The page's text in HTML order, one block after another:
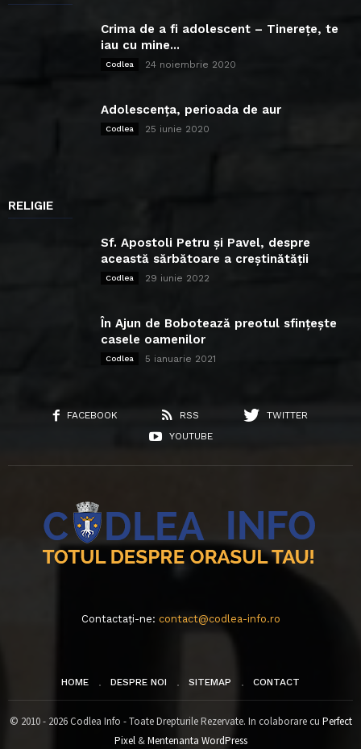
Crima de a fi adolescent – Tinerețe, te
iau cu mine...
Codlea 24 noiembrie 2020
Adolescența, perioada de aur
Codlea 25 iunie 2020
RELIGIE
Sf. Apostoli Petru și Pavel, despre
această sărbătoare a creștinătății
Codlea 29 iunie 2022
În Ajun de Bobotează preotul sfințește
casele oamenilor
Codlea 5 ianuarie 2021
FACEBOOK RSS
TWITTER
YOUTUBE
Contactați-ne: contact@codlea-info.ro
HOME DESPRE NOI SITEMAP CONTACT
© 2010 - 2026 Codlea Info - Toate Drepturile Rezervate. In colaborare cu Perfect
Pixel&Mentenanta WordPress